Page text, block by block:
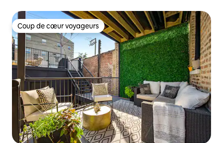
Coup de cœur voyageurs
Coup de cœur voyageurs